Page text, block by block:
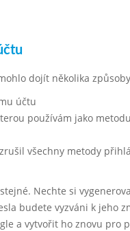
dojít několika
účtu
používám jako
všechny metody
Nechte si
budete vyzváni k jeho
a vytvořit ho znovu pro